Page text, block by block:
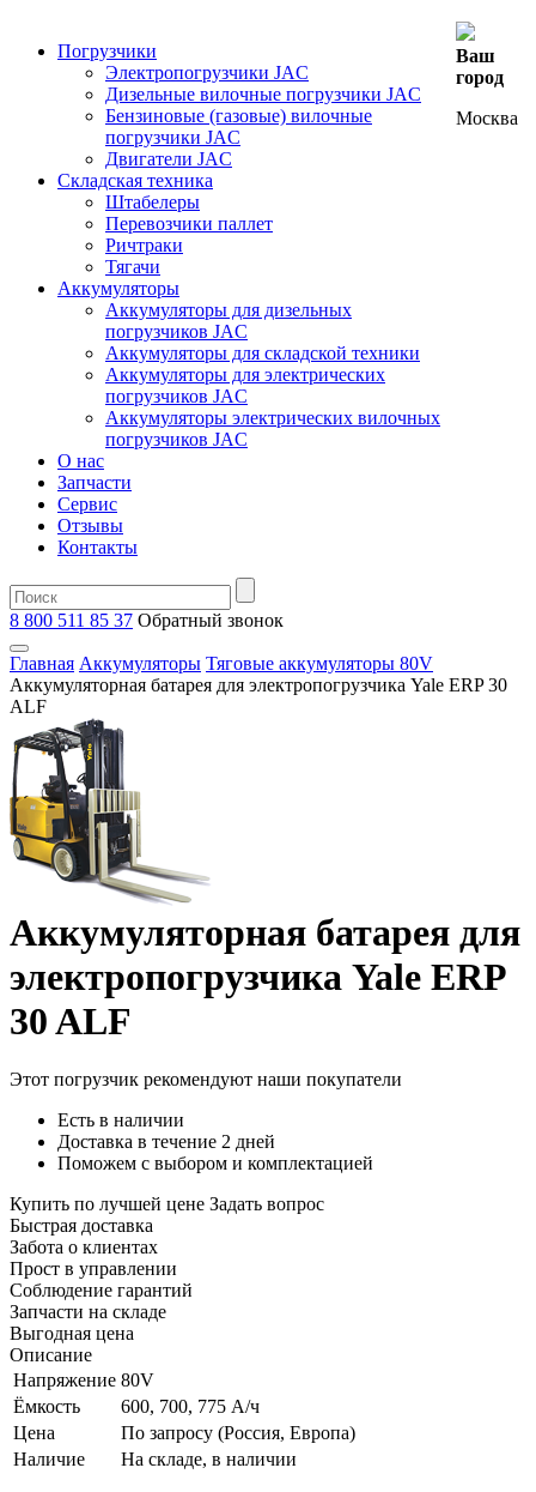
Погрузчики
Электропогрузчики JAC
Дизельные вилочные погрузчики JAC
Бензиновые (газовые) вилочные
погрузчики JAC
Двигатели JAC
Складская техника
Штабелеры
Перевозчики паллет
Ричтраки
Тягачи
Аккумуляторы
Аккумуляторы для дизельных
погрузчиков JAC
Аккумуляторы для складской техники
Аккумуляторы для электрических
погрузчиков JAC
Аккумуляторы электрических вилочных
погрузчиков JAC
О нас
Запчасти
Сервис
Отзывы
Контакты
Ваш
город
Москва
8 800 511 85 37 Oбратный звонок
Главная Аккумуляторы Тяговые аккумуляторы 80V
Аккумуляторная батарея для электропогрузчика Yale ERP 30
ALF
Аккумуляторная батарея для
электропогрузчика Yale ERP
30 ALF
Этот погрузчик рекомендуют наши покупатели
Есть в наличии
Доставка в течение 2 дней
Поможем с выбором и комплектацией
Купить по лучшей цене Задать вопрос
Быстрая доставка
Забота о клиентах
Прост в управлении
Соблюдение гарантий
Запчасти на складе
Выгодная цена
Описание
Напряжение 80V
Ёмкость
600, 700, 775 А/ч
Цена
По запросу (Россия, Европа)
Наличие
На складе, в наличии